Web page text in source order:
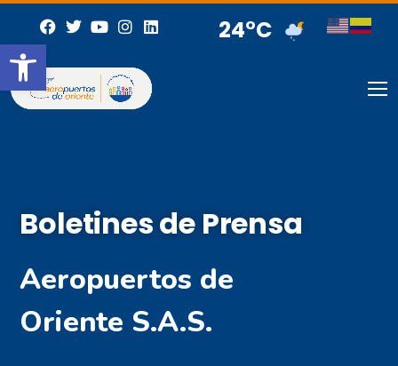
Abrir barra de herramientas
24°C
Boletines de Prensa
Aeropuertos de
Oriente S.A.S.